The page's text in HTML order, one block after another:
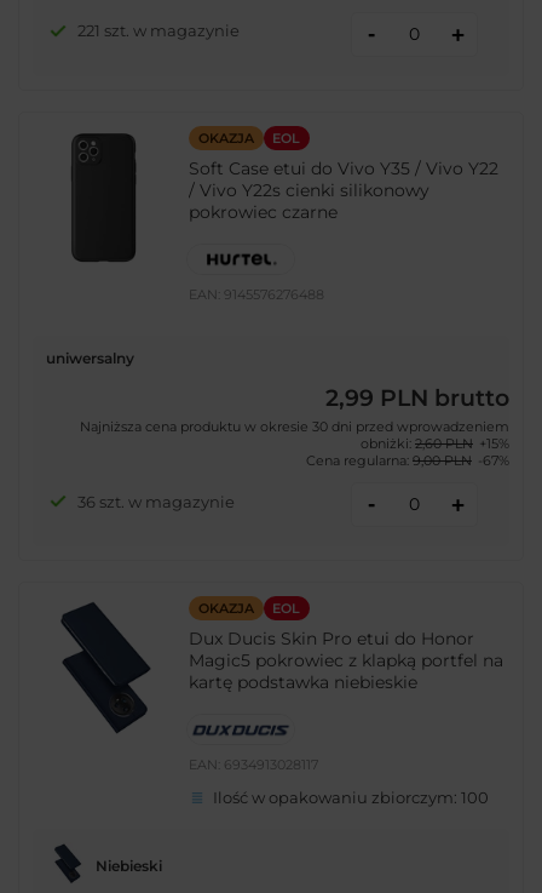
221 szt. w magazynie - +
OKAZJA EOL
Soft Case etui do Vivo Y35 / Vivo Y22
/ Vivo Y22s cienki silikonowy
pokrowiec czarne
EAN: 9145576276488
uniwersalny
2,99 PLN brutto
Najniższa cena produktu w okresie 30 dni przed wprowadzeniem
obniżki: 2,60 PLN +15%
Cena regularna: 9,00 PLN -67%
36 szt. w magazynie - +
OKAZJA EOL
Dux Ducis Skin Pro etui do Honor
Magic5 pokrowiec z klapką portfel na
kartę podstawka niebieskie
EAN: 6934913028117
Ilość w opakowaniu zbiorczym:100
Niebieski